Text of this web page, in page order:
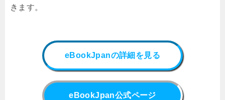
きます。
eBookJpanの詳細を見る
eBookJpan公式ページ